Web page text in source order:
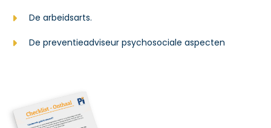
De arbeidsarts.
De preventieadviseur psychosociale aspecten